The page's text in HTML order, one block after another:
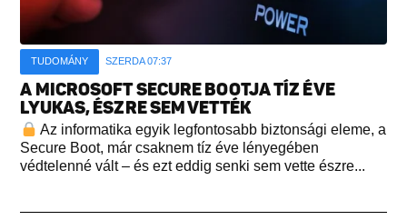
TUDOMÁNY SZERDA 07:37
A MICROSOFT SECURE BOOTJA TÍZ ÉVE
LYUKAS, ÉSZRE SEM VETTÉK
Az informatika egyik legfontosabb biztonsági eleme, a
Secure Boot, már csaknem tíz éve lényegében
védtelenné vált – és ezt eddig senki sem vette észre...